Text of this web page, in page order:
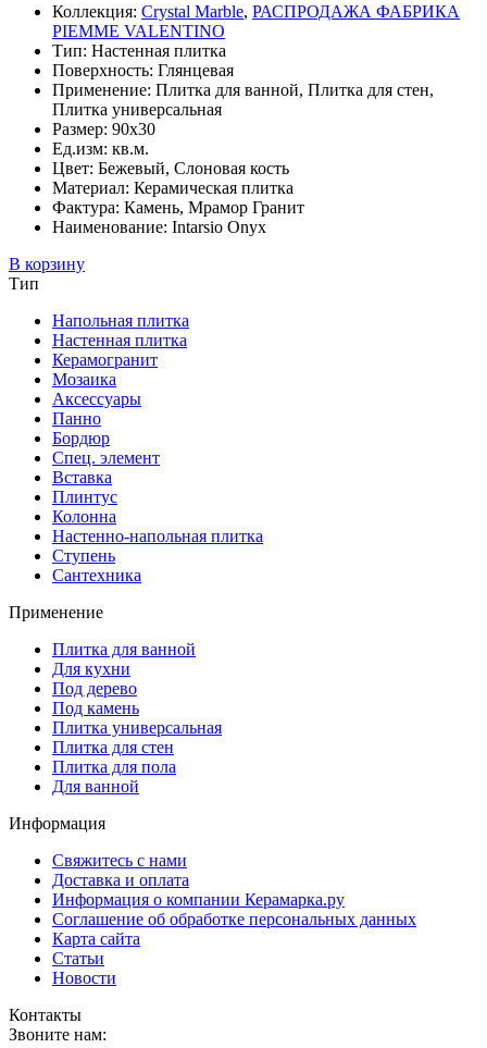
Коллекция: Crystal Marble, РАСПРОДАЖА ФАБРИКА
PIEMME VALENTINO
Тип: Настенная плитка
Поверхность: Глянцевая
Применение: Плитка для ванной, Плитка для стен,
Плитка универсальная
Размер: 90x30
Ед.изм: кв.м.
Цвет: Бежевый, Слоновая кость
Материал: Керамическая плитка
Фактура: Камень, Мрамор Гранит
Наименование: Intarsio Onyx
В корзину
Тип
Напольная плитка
Настенная плитка
Керамогранит
Мозаика
Аксессуары
Панно
Бордюр
Спец. элемент
Вставка
Плинтус
Колонна
Настенно-напольная плитка
Ступень
Сантехника
Применение
Плитка для ванной
Для кухни
Под дерево
Под камень
Плитка универсальная
Плитка для стен
Плитка для пола
Для ванной
Информация
Свяжитесь с нами
Доставка и оплата
Информация о компании Керамарка.ру
Соглашение об обработке персональных данных
Карта сайта
Статьи
Новости
Контакты
Звоните нам: